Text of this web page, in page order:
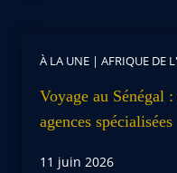
À LA UNE | AFRIQUE DE
Voyage au Sénégal
agences spécialisées
11 juin 2026